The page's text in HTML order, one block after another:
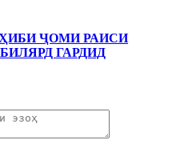
ҶОМИ РАИСИ
ГАРДИД